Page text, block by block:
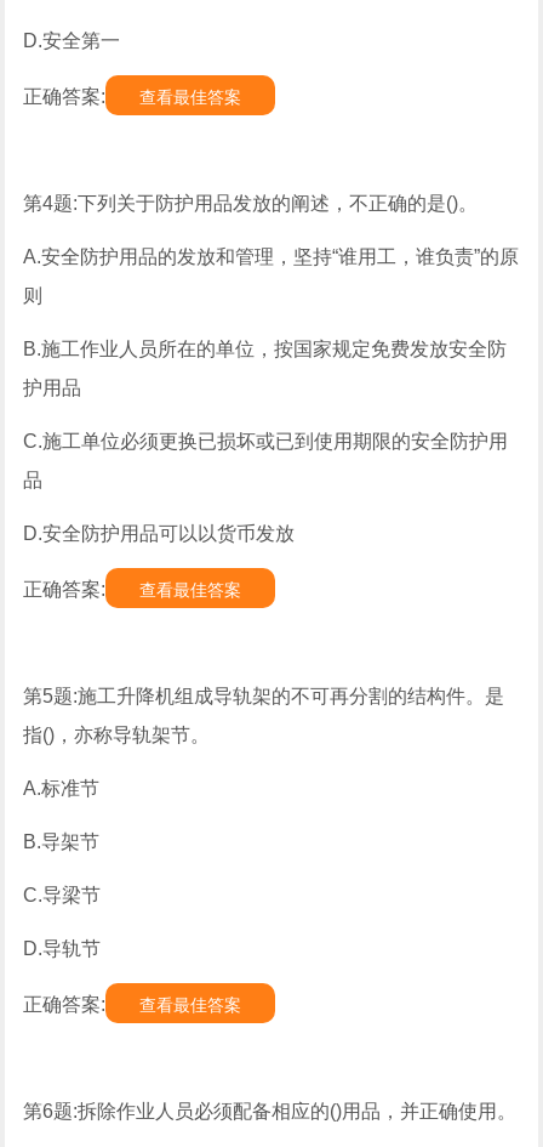
D.安全第一
正确答案: 查看最佳答案
第4题:下列关于防护用品发放的阐述，不正确的是()。
A.安全防护用品的发放和管理，坚持“谁用工，谁负责”的原
则
B.施工作业人员所在的单位，按国家规定免费发放安全防
护用品
C.施工单位必须更换已损坏或已到使用期限的安全防护用
品
D.安全防护用品可以以货币发放
正确答案: 查看最佳答案
第5题:施工升降机组成导轨架的不可再分割的结构件。是
指()，亦称导轨架节。
A.标准节
B.导架节
C.导梁节
D.导轨节
正确答案: 查看最佳答案
第6题:拆除作业人员必须配备相应的()用品，并正确使用。